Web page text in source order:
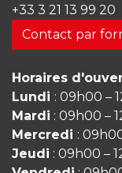
+33 3 21 13 99 20
Contact par
Horaires
Lundi : 09h00 –
Mardi : 09h00 –
Mercredi :
Jeudi : 09h00 –